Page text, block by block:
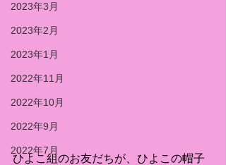
2023年3月
2023年2月
2023年1月
2022年11月
2022年10月
2022年9月
2022年7月
ひよこ組のお友だちが、ひよこの帽子